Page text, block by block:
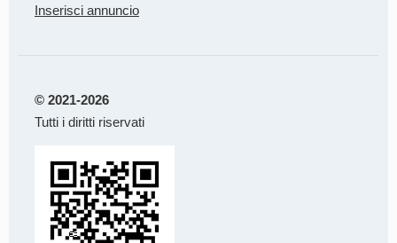
Inserisci annuncio
© 2021-2026
Tutti i diritti riservati